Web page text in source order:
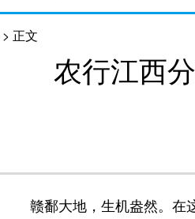
> 正文
农行江西
赣鄱大地，生机盎然。在这